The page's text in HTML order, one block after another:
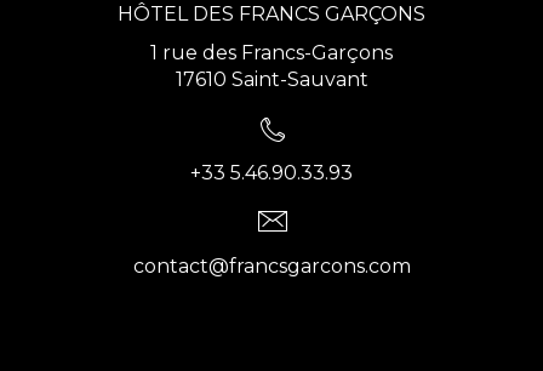
HÔTEL DES FRANCS GARÇONS
1 rue des Francs-Garçons
17610 Saint-Sauvant
+33 5.46.90.33.93
contact@francsgarcons.com